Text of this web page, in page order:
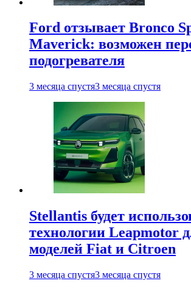
Ford отзывает Bronco
Maverick: возможен
подогревателя
3 месяца спустя3 месяца спустя
Stellantis будет
технологии Leapmotor
моделей Fiat и Citroen
3 месяца спустя3 месяца спустя